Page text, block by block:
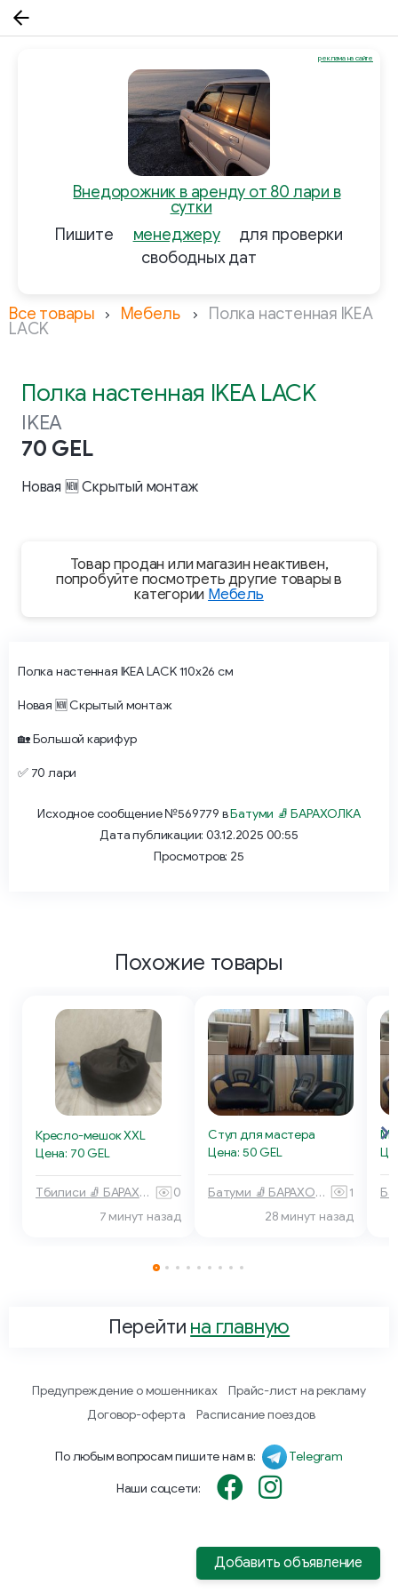
Внедорожник в аренду от 80 лари в
сутки
Пишите
менеджеру
для проверки
свободных дат
реклама на сайте
Все товары Мебель Полка настенная IKEA
LACK
Полка настенная IKEA LACK
IKEA
70 GEL
Новая 🆕 Скрытый монтаж
Товар продан или магазин неактивен,
попробуйте посмотреть другие товары в
категории Мебель
Полка настенная IKEA LACK 110х26 см
Новая 🆕 Скрытый монтаж
🏡 Большой карифур
✅ 70 лари
Исходное сообщение №569779 вБатуми 🧦 БАРАХОЛКА
Дата публикации: 03.12.2025 00:55
Просмотров: 25
Похожие товары
Кресло-мешок XXL
Цена: 70 GEL
Тбилиси 🧦 БАРАХОЛКА
0
7 минут назад
Стул для мастера
Цена: 50 GEL
Батуми 🧦 БАРАХОЛКА
1
28 минут назад
Перейти на главную
Предупреждение о мошенниках
Прайс-лист на рекламу
Договор-оферта
Расписание поездов
По любым вопросам пишите нам в: Telegram
Наши соцсети:
Добавить объявление